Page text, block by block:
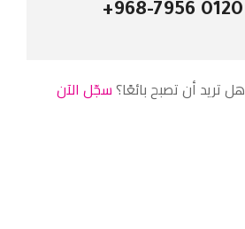
+968-7956 0120
هل تريد أن تصبح بائعًا؟سجّل الآن